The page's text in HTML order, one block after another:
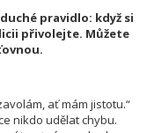
pravidlo: když si
přivolejte. Můžete
ať mám jistotu.“
nikdo udělat chybu.